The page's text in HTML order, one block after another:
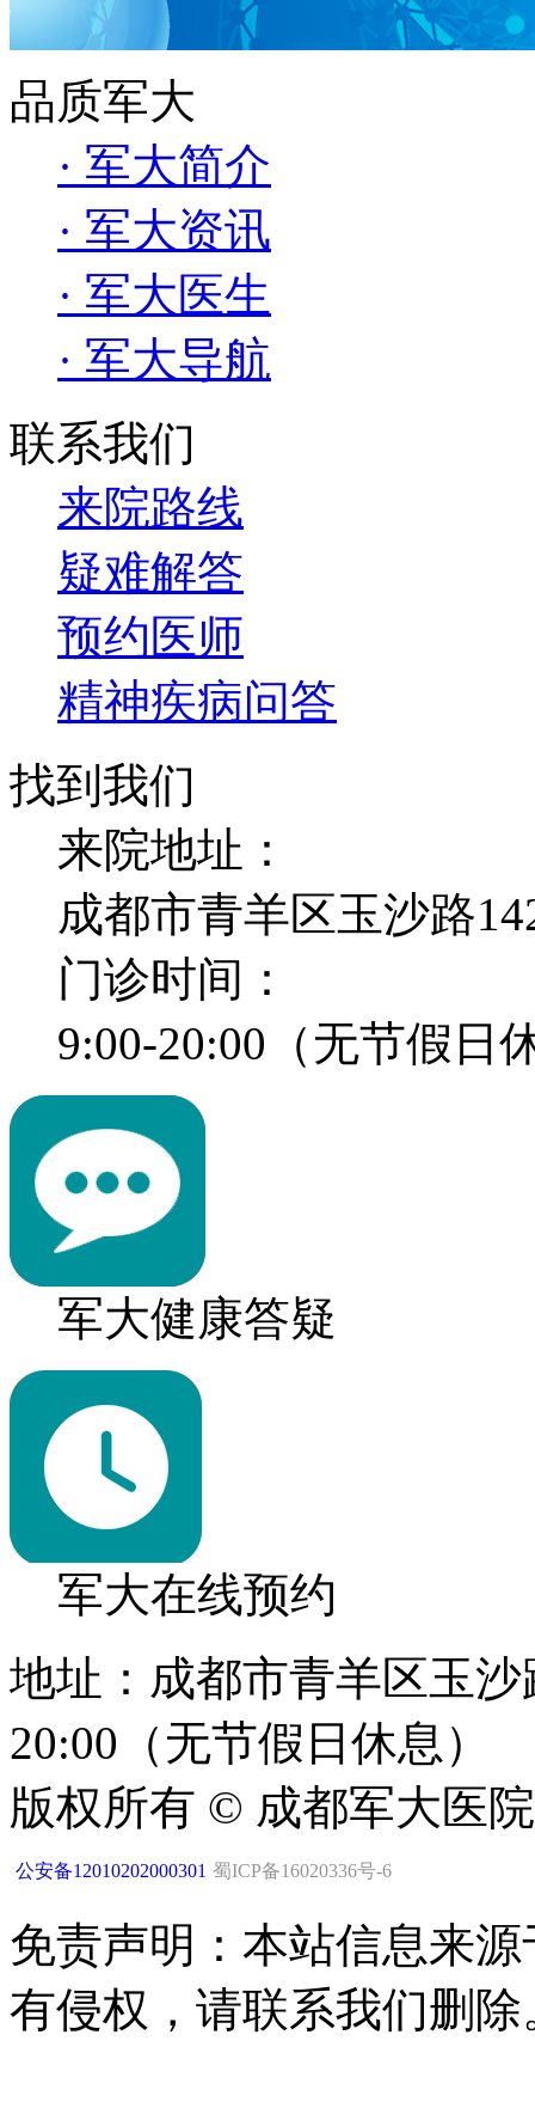
品质军大
· 军大简介
· 军大资讯
· 军大医生
· 军大导航
联系我们
来院路线
疑难解答
预约医师
精神疾病问答
找到我们
来院地址：
成都市青羊区玉沙路
门诊时间：
9:00-20:00（无节假日
军大健康答疑
军大在线预约
地址：成都市青羊区玉
20:00（无节假日休息）
版权所有 © 成都军大医
公安备12010202000301 蜀ICP备16020336号-6
免责声明：本站信息来
有侵权，请联系我们删除